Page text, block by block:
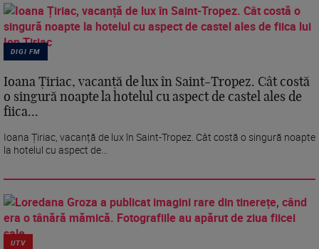
DIGI FM
Ioana Țiriac, vacanță de lux în Saint-Tropez. Cât costă
o singură noapte la hotelul cu aspect de castel ales de
fiica...
Ioana Țiriac, vacanță de lux în Saint-Tropez. Cât costă o singură noapte
la hotelul cu aspect de...
UTV